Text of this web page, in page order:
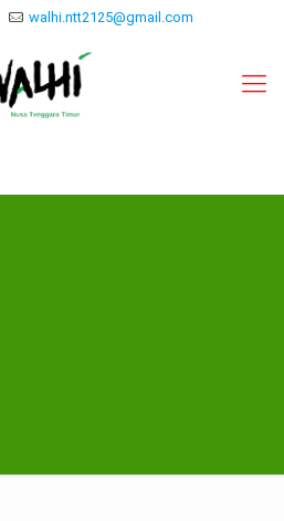
walhi.ntt2125@gmail.com